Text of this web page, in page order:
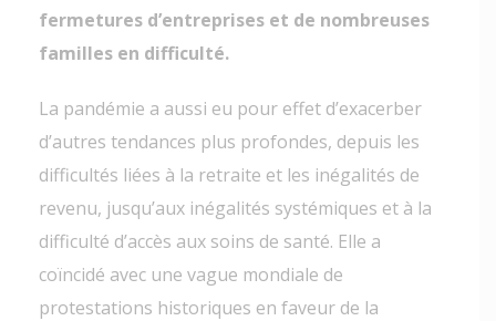
fermetures d’entreprises et de nombreuses
familles en difficulté.
La pandémie a aussi eu pour effet d’exacerber
d’autres tendances plus profondes, depuis les
difficultés liées à la retraite et les inégalités de
revenu, jusqu’aux inégalités systémiques et à la
difficulté d’accès aux soins de santé. Elle a
coïncidé avec une vague mondiale de
protestations historiques en faveur de la